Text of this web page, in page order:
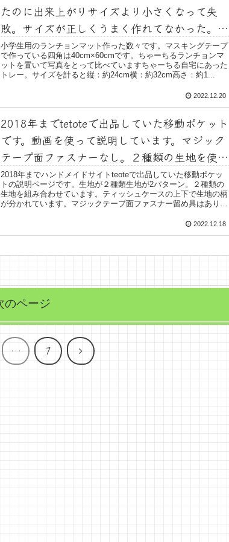
たのに出来上がりサイズより小さくなって失
敗。サイズが正しくうまく作れてなかった。
34cm×24cmのお盆をランチョンマットに乗せ
て写真を撮りました。通っている小学校のお盆
の方が大きかった
小学生用のランチョンマット作った数々です。マスキングテープ
で作っている四角は40cm×60cmです。ちゃーちるランチョンマ
ットを置いて写真をとって比べていますちゃーちる自宅にあった
トレー。サイズを計ると縦：約24cm横：約32cm高さ：約1...
2022.12.20
2018年までtetoteで出品していた移動ポケット
です。動画を使って説明しています。マジック
テープ面ファスナーなし。２種類の生地を使っ
て組みわせています。
2018年までハンドメイドサイトteoteで出品していた移動ポケッ
トの説明ページです。生地が２種類生地が2パターン。２種類の
生地を組み合わせています。ティッシュケースの上下で生地の柄
が分かれています。マジックテープ面ファスナー留め具はあり
2022.12.18
のページ
… 7
次